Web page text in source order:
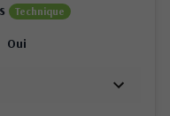
Technique
Oui